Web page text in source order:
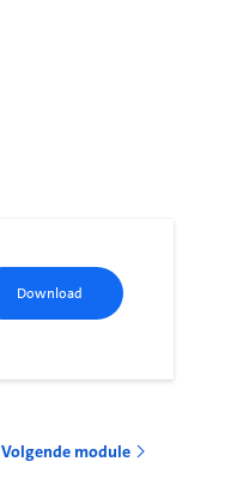
Download
Volgende module